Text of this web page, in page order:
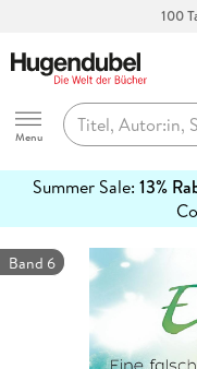
100
Hugendubel
Menu
Summer Sale: 13%
erfahren
Band 6